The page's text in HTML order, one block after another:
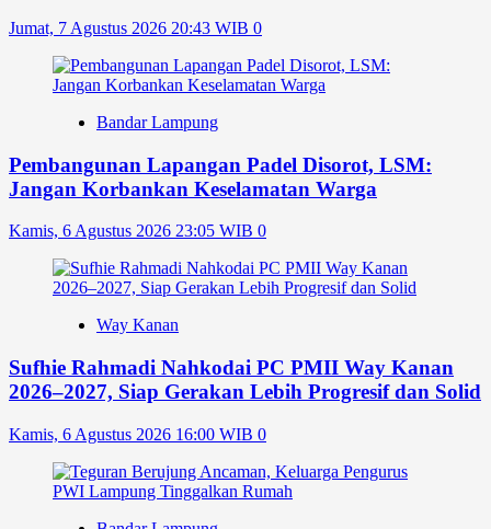
Jumat, 7 Agustus 2026 20:43 WIB 0
Bandar Lampung
Pembangunan Lapangan Padel Disorot, LSM:
Jangan Korbankan Keselamatan Warga
Kamis, 6 Agustus 2026 23:05 WIB 0
Way Kanan
Sufhie Rahmadi Nahkodai PC PMII Way Kanan
2026–2027, Siap Gerakan Lebih Progresif dan Solid
Kamis, 6 Agustus 2026 16:00 WIB 0